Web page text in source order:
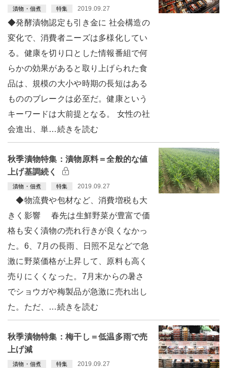
漬物・佃煮 特集 2019.09.27
◆発酵漬物認定も引き金に 社会構造の
変化で、消費者ニーズは多様化してい
る。健康を切り口とした情報番組で何
らかの効果があると取り上げられた食
品は、規模の大小や時期の長短はある
もののブレークは必至だ。健康という
キーワードは大前提となる。 女性の社
会進出、単…続きを読む
秋季漬物特集：漬物原料＝全般的な値
上げ基調続く
漬物・佃煮 特集 2019.09.27
◆物流費や包材など、消費増税も大
きく影響 春先は生鮮野菜が豊富で価
格も安く漬物の売れ行きが良くなかっ
た。6、7月の長雨、日照不足などで急
激に野菜価格が上昇して、原料も高く
売りにくくなった。7月末からの暑さ
でショウガや梅製品が急激に売れ出し
た。ただ、…続きを読む
秋季漬物特集：梅干し＝低温多雨で売
上げ減
漬物・佃煮 特集 2019.09.27